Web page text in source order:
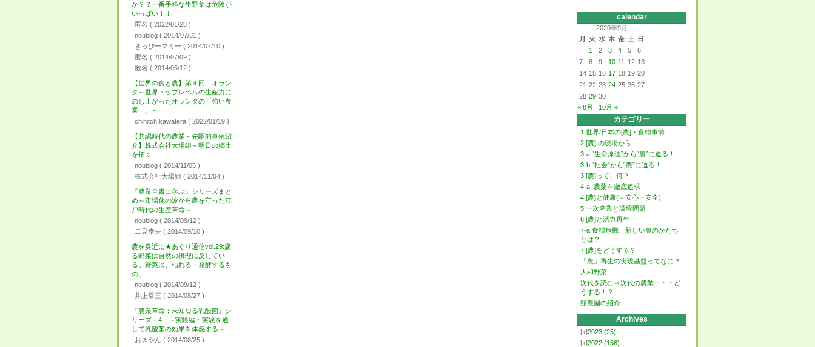
か？？一番手軽な生野菜は危険が
いっぱい！！
匿名 ( 2022/01/28 )
noublog ( 2014/07/31 )
きっぴーマミー ( 2014/07/10 )
匿名 ( 2014/07/09 )
匿名 ( 2014/05/12 )
【世界の食と農】第４回 オラン
ダ～世界トップレベルの生産力に
のし上がったオランダの「強い農
業」。～
chinitch kawatera ( 2022/01/19 )
【共認時代の農業～先駆的事例紹
介】株式会社大場組～明日の郷土
を拓く
noublog ( 2014/11/05 )
株式会社大場組 ( 2014/11/04 )
『農業全書に学ぶ』シリーズまと
め～市場化の波から農を守った江
戸時代の生産革命～
noublog ( 2014/09/12 )
二見幸夫 ( 2014/09/10 )
農を身近に★あぐり通信vol.29:腐
る野菜は自然の摂理に反してい
る。野菜は、枯れる・発酵するも
の。
noublog ( 2014/09/12 )
井上常三 ( 2014/08/27 )
『農業革命；未知なる乳酸菌』シ
リーズ－4 ～実験編：実験を通
して乳酸菌の効果を体感する～
おきやん ( 2014/08/25 )
calendar
2020年9月
月
火 水 木 金 土
日
1
2 3 4 5
6
7
8 9 10 11 12 13
14 15 16 17 18 19 20
21 22 23 24 25 26 27
28 29 30
« 8月
10月 »
カテゴリー
1.世界/日本の[農]・食糧事情
2.[農] の現場から
3-a.“生命原理”から“農”に迫る！
3-b.“社会”から“農”に迫る！
3.[農]って、何？
4-a. 農薬を徹底追求
4.[農]と健康(＝安心・安全)
5.一次産業と環境問題
6.[農]と活力再生
7-a.食糧危機、新しい農のかたち
とは？
7.[農]をどうする？
「農」再生の実現基盤ってなに？
大和野菜
次代を読む⇒次代の農業・・・ど
うする！？
類農園の紹介
Archives
[+]2023 (25)
[+]2022 (156)